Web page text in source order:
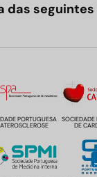
das
PORTUGUESA SOCIEDADE
DE